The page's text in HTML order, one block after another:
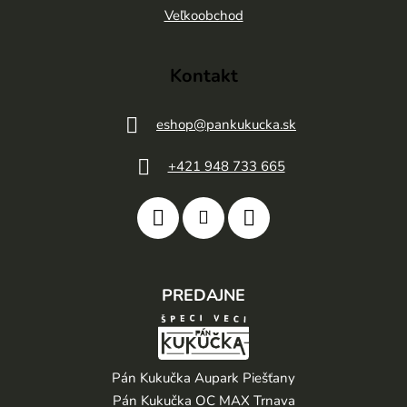
Veľkoobchod
Kontakt
eshop@pankukucka.sk
+421 948 733 665
PREDAJNE
Pán Kukučka Aupark Piešťany
Pán Kukučka OC MAX Trnava